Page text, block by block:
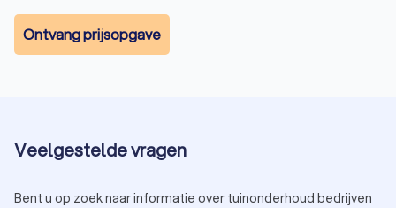
Ontvang prijsopgave
Veelgestelde vragen
Bent u op zoek naar informatie over tuinonderhoud bedrijven